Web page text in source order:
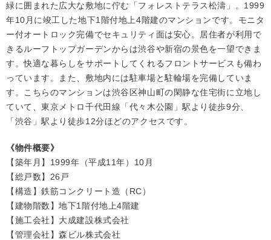
緑に囲まれた広大な敷地に佇む「フォレストテラス松濤」。1999
年10月に竣工した地下1階付地上4階建のマンションです。モニタ
ー付オートロック完備でセキュリティ面は安心。居住者が利用で
きるルーフトップガーデンからは渋谷や新宿の景色を一望できま
す。快適な暮らしをサポートしてくれるフロントサービスも備わ
っています。また、敷地内には駐車場と駐輪場を完備していま
す。こちらのマンションは渋谷区神山町の閑静な住宅街に立地し
ていて、東京メトロ千代田線「代々木公園」駅より徒歩9分、
「渋谷」駅より徒歩12分ほどのアクセスです。
《物件概要》
【築年月】1999年（平成11年）10月
【総戸数】26戸
【構造】鉄筋コンクリート造（RC）
【建物階数】地下1階付地上4階建
【施工会社】大成建設株式会社
【管理会社】森ビル株式会社